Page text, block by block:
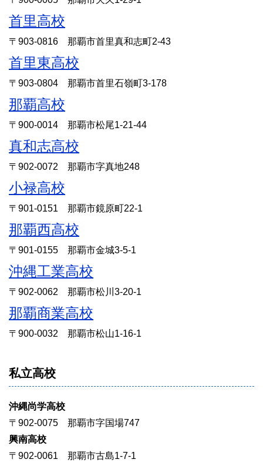
首里高校
〒903-0816 那覇市首里真和志町2-43
首里東高校
〒903-0804 那覇市首里石嶺町3-178
那覇高校
〒900-0014 那覇市松尾1-21-44
真和志高校
〒902-0072 那覇市字真地248
小禄高校
〒901-0151 那覇市鏡原町22-1
那覇西高校
〒901-0155 那覇市金城3-5-1
沖縄工業高校
〒902-0062 那覇市松川3-20-1
那覇商業高校
〒900-0032 那覇市松山1-16-1
私立高校
沖縄尚学高校
〒902-0075 那覇市字国場747
興南高校
〒902-0061 那覇市古島1-7-1